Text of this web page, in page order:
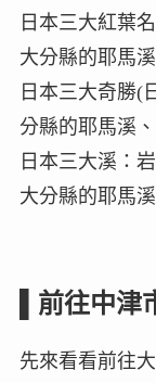
日本三大紅葉
大分縣的耶馬溪
日本三大奇勝(
分縣的耶馬溪
日本三大溪：
大分縣的耶馬溪
▌前往中津
先來看看前往